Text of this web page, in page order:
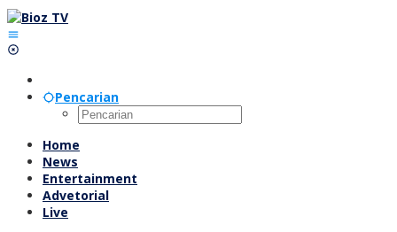
Lewati
ke
konten
Pencarian
Home
News
Entertainment
Advetorial
Live